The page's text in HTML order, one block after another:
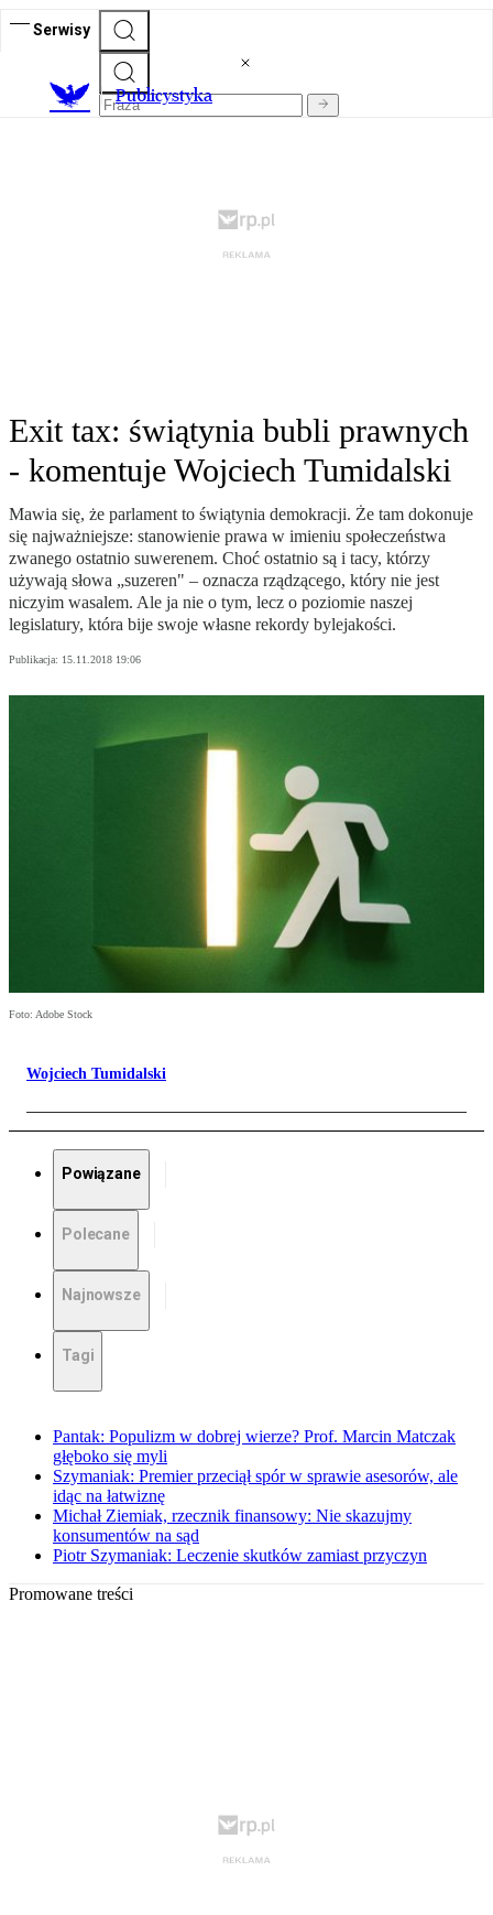
Serwisy
Publicystyka
Exit tax: świątynia bubli prawnych
- komentuje Wojciech Tumidalski
Mawia się, że parlament to świątynia demokracji. Że tam dokonuje
się najważniejsze: stanowienie prawa w imieniu społeczeństwa
zwanego ostatnio suwerenem. Choć ostatnio są i tacy, którzy
używają słowa „suzeren" – oznacza rządzącego, który nie jest
niczyim wasalem. Ale ja nie o tym, lecz o poziomie naszej
legislatury, która bije swoje własne rekordy bylejakości.
Publikacja: 15.11.2018 19:06
Foto: Adobe Stock
Wojciech Tumidalski
Powiązane
Polecane
Najnowsze
Tagi
Pantak: Populizm w dobrej wierze? Prof. Marcin Matczak
głęboko się myli
Szymaniak: Premier przeciął spór w sprawie asesorów, ale
idąc na łatwiznę
Michał Ziemiak, rzecznik finansowy: Nie skazujmy
konsumentów na sąd
Piotr Szymaniak: Leczenie skutków zamiast przyczyn
Promowane treści